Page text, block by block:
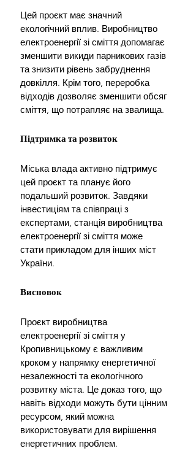
Цей проєкт має значний
екологічний вплив. Виробництво
електроенергії зі сміття допомагає
зменшити викиди парникових газів
та знизити рівень забруднення
довкілля. Крім того, переробка
відходів дозволяє зменшити обсяг
сміття, що потрапляє на звалища.
Підтримка та розвиток
Міська влада активно підтримує
цей проєкт та планує його
подальший розвиток. Завдяки
інвестиціям та співпраці з
експертами, станція виробництва
електроенергії зі сміття може
стати прикладом для інших міст
України.
Висновок
Проєкт виробництва
електроенергії зі сміття у
Кропивницькому є важливим
кроком у напрямку енергетичної
незалежності та екологічного
розвитку міста. Це доказ того, що
навіть відходи можуть бути цінним
ресурсом, який можна
використовувати для вирішення
енергетичних проблем.